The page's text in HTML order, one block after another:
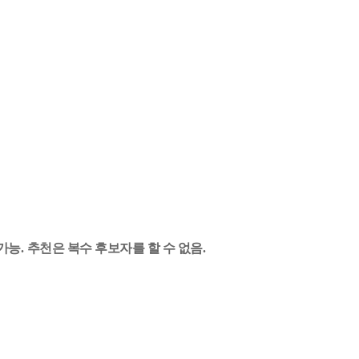
능. 추천은 복수 후보자를 할 수 없음.